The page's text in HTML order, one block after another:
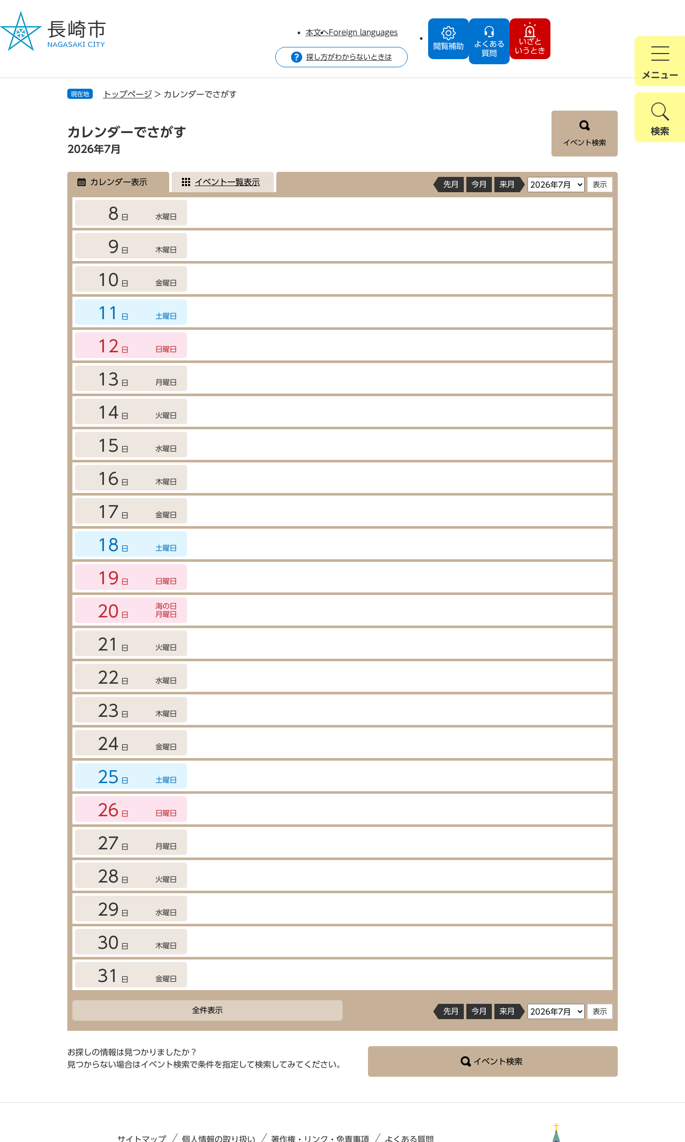
ジ
で
ュ
ば
閲覧補助
よくある
質問
いざと
いうとき
本文へForeign languages
探し方がわからないときは
メニュー
検索
現在地 トップページ > カレンダーでさがす
文
カレンダーでさがす
イベント検索
2026年7月
カレンダー表示 イベント一覧表示 先月 今月 来月
8 日 水曜日
9 日 木曜日
10 日 金曜日
11 日 土曜日
12 日 日曜日
13 日 月曜日
14 日 火曜日
15 日 水曜日
16 日 木曜日
17 日 金曜日
18 日 土曜日
19 日 日曜日
20 日
海の日
月曜日
21 日 火曜日
22 日 水曜日
23 日 木曜日
24 日 金曜日
25 日 土曜日
26 日 日曜日
27 日 月曜日
28 日 火曜日
29 日 水曜日
30 日 木曜日
31 日 金曜日
全件表示 先月 今月 来月
お探しの情報は見つかりましたか？
見つからない場合はイベント検索で条件を指定して検索してみてください。
イベント検索
サイトマップ 個人情報の取り扱い 著作権・リンク・免責事項 よくある質問